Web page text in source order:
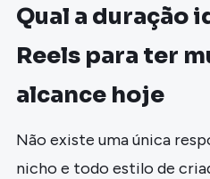
Qual a duração
Reels para ter
alcance hoje
Não existe uma única
nicho e todo estilo de